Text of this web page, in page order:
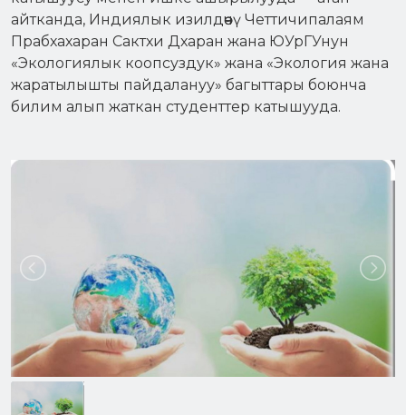
айтканда, Индиялык изилдөөчү Четтичипалаям
Прабхахаран Сактхи Дхаран жана ЮУрГУнун
«Экологиялык коопсуздук» жана «Экология жана
жаратылышты пайдалануу» багыттары боюнча
билим алып жаткан студенттер катышууда.